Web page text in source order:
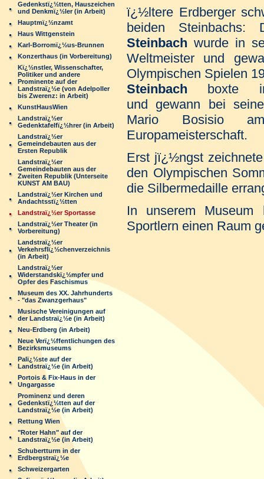
Gedenkstï¿½tten, Hauszeichen
und Denkmï¿½ler (in Arbeit)
Hauptmï¿½nzamt
Haus Wittgenstein
Karl-Borromï¿½us-Brunnen
Konzerthaus (in Vorbereitung)
Kï¿½nstler, Wissenschafter,
Politiker und andere
Prominente auf der
Landstraï¿½e (von Adelpoller
bis Zwerenz: in Arbeit)
KunstHausWien
Landstraï¿½er
Gedenktafelfï¿½hrer (in Arbeit)
Landstraï¿½er
Gemeindebauten aus der
Ersten Republik
Landstraï¿½er
Gemeindebauten aus der
Zweiten Republik (Unterseite
KUNST AM BAU)
Landstraï¿½er Kirchen und
Andachtsstï¿½tten
Landstraï¿½er Sportasse
Landstraï¿½er Theater (in
Vorbereitung)
Landstraï¿½er
Verkehrsflï¿½chenverzeichnis
(in Arbeit)
Landstraï¿½er
Widerstandskï¿½mpfer und
Opfer des Faschismus
Museum des XX. Jahrhunderts
- "das Zwanzgerhaus"
Musische Vereinigungen auf
der Landstraï¿½e (in Arbeit)
Neu-Erdberg (in Arbeit)
Neue Verï¿½ffentlichungen des
Bezirksmuseums
Palï¿½ste auf der
Landstraï¿½e (in Arbeit)
Portois & Fix-Haus in der
Ungargasse
Prominenz und deren
Gedenkstï¿½tten auf der
Landstraï¿½e (in Arbeit)
Rettung Wien
"Roter Hahn" auf der
Landstraï¿½e (in Arbeit)
Schubertturm in der
Erdbergstraï¿½e
Schweizergarten
ï¿½ltere Erdberger
beiden
Steinbach wurde in
Weltmeister und
Olympischen Spielen
Steinbach boxte
und gewann bei
Mario Bosisio
Europameisterschaft.
Erst jï¿½ngst
den Olympischen
die Silbermedaille
In unserem
Sportlern einen Raum